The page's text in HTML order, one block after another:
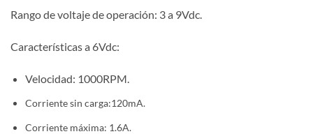
Rango de voltaje de operación: 3 a 9Vdc.
Características a 6Vdc:
Velocidad: 1000RPM.
Corriente sin carga:120mA.
Corriente máxima: 1.6A.